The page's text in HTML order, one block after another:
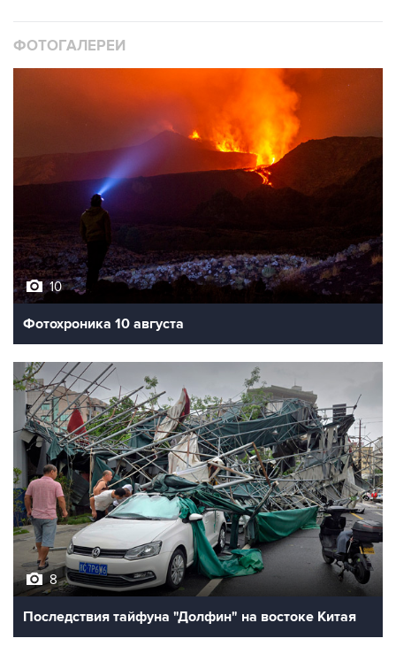
ФОТОГАЛЕРЕИ
10
Фотохроника 10 августа
8
Последствия тайфуна "Долфин" на востоке Китая